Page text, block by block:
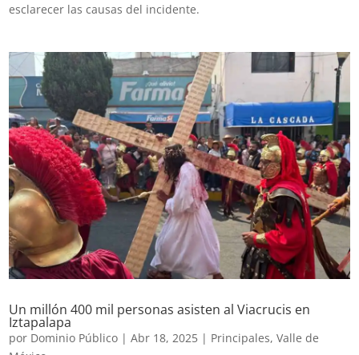
esclarecer las causas del incidente.
Un millón 400 mil personas asisten al Viacrucis en
Iztapalapa
por Dominio Público |Abr 18, 2025 | Principales,Valle de